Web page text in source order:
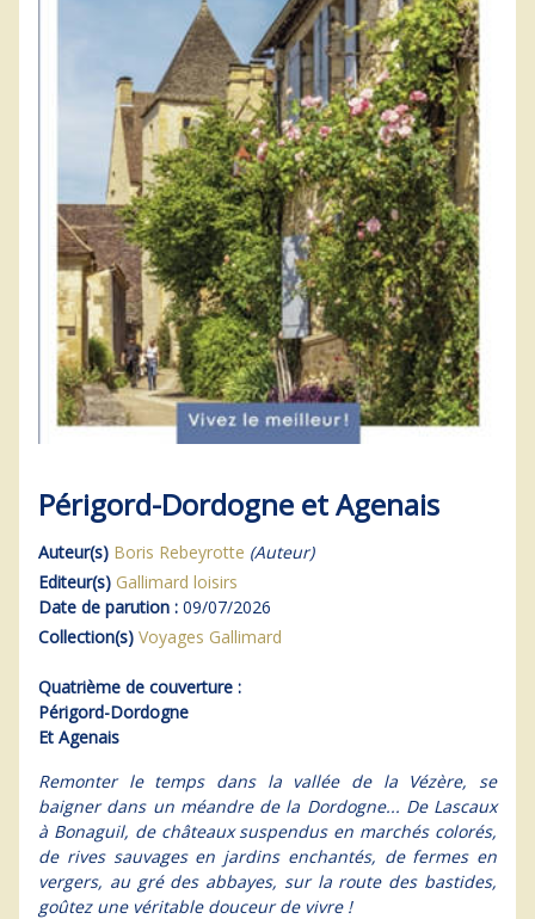
Périgord-Dordogne et Agenais
Auteur(s) Boris Rebeyrotte (Auteur)
Editeur(s) Gallimard loisirs
Date de parution : 09/07/2026
Collection(s) Voyages Gallimard
Quatrième de couverture :
Périgord-Dordogne
Et Agenais
Remonter le temps dans la vallée de la Vézère, se
baigner dans un méandre de la Dordogne... De Lascaux
à Bonaguil, de châteaux suspendus en marchés colorés,
de rives sauvages en jardins enchantés, de fermes en
vergers, au gré des abbayes, sur la route des bastides,
goûtez une véritable douceur de vivre !